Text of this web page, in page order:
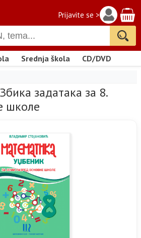
Prijavite se >
Srednja škola
CD/DVD
задатака за 8.
школе